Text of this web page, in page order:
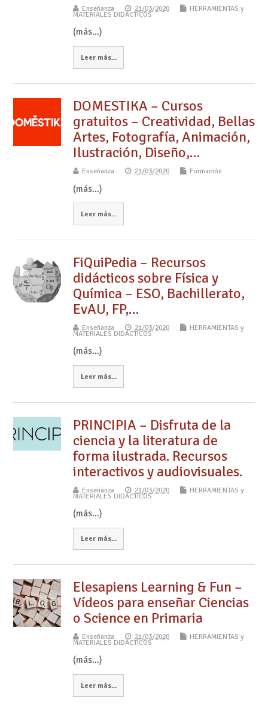
Enseñanza 21/03/2020 HERRAMIENTAS y
MATERIALES DIDÁCTICOS
(más…)
Leer más...
DOMESTIKA – Cursos
gratuitos – Creatividad, Bellas
Artes, Fotografía, Animación,
Ilustración, Diseño,…
Enseñanza 21/03/2020 Formación
(más…)
Leer más...
FiQuiPedia – Recursos
didácticos sobre Física y
Química – ESO, Bachillerato,
EvAU, FP,…
Enseñanza 21/03/2020 HERRAMIENTAS y
MATERIALES DIDÁCTICOS
(más…)
Leer más...
PRINCIPIA – Disfruta de la
ciencia y la literatura de
forma ilustrada. Recursos
interactivos y audiovisuales.
Enseñanza 21/03/2020 HERRAMIENTAS y
MATERIALES DIDÁCTICOS
(más…)
Leer más...
Elesapiens Learning & Fun –
Vídeos para enseñar Ciencias
o Science en Primaria
Enseñanza 21/03/2020 HERRAMIENTAS y
MATERIALES DIDÁCTICOS
(más…)
Leer más...